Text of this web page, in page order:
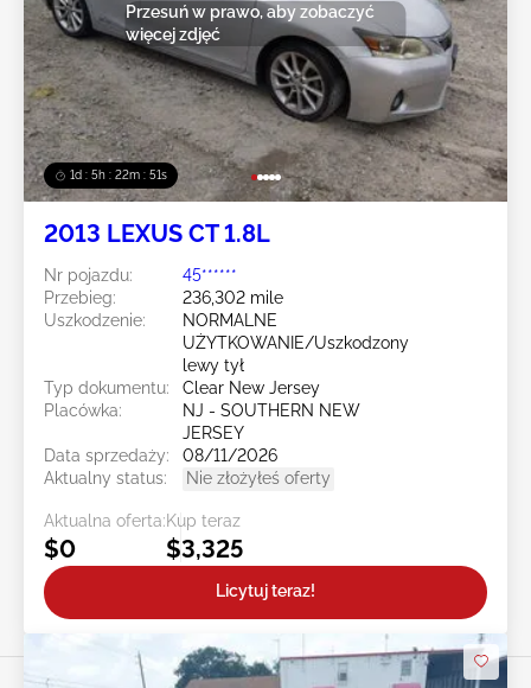
1d : 5h : 22m : 49s
Przesuń w prawo, aby zobaczyć
więcej zdjęć
2013 LEXUS CT 1.8L
Nr pojazdu:
45******
Przebieg:
236,302 mile
Uszkodzenie:
NORMALNE
UŻYTKOWANIE/Uszkodzony
lewy tył
Typ dokumentu:
Clear New Jersey
Placówka:
NJ - SOUTHERN NEW
JERSEY
Data sprzedaży:
08/11/2026
Aktualny status:
Nie złożyłeś oferty
Aktualna oferta:
$0
Kup teraz
$3,325
Licytuj teraz!